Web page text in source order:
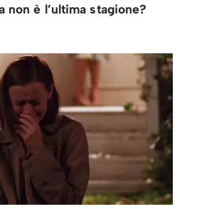
non è l’ultima stagione?